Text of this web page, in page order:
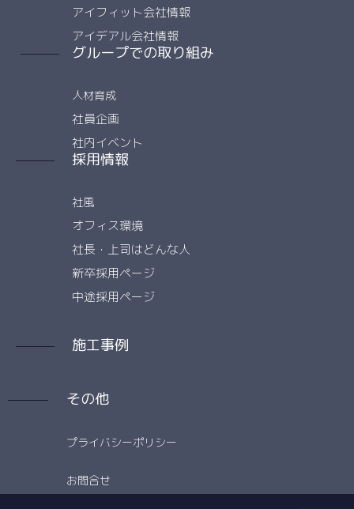
アイフィット会社情報
アイデアル会社情報
グループでの取り組み
人材育成
社員企画
社内イベント
採用情報
社風
オフィス環境
社長・上司はどんな人
新卒採用ページ
中途採用ページ
施工事例
その他
プライバシーポリシー
お問合せ